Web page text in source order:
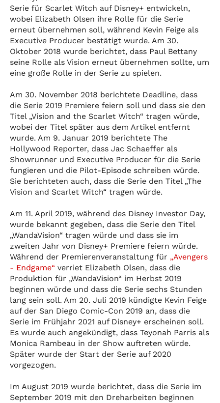
Serie für Scarlet Witch auf Disney+ entwickeln,
wobei Elizabeth Olsen ihre Rolle für die Serie
erneut übernehmen soll, während Kevin Feige als
Executive Producer bestätigt wurde. Am 30.
Oktober 2018 wurde berichtet, dass Paul Bettany
seine Rolle als Vision erneut übernehmen sollte, um
eine große Rolle in der Serie zu spielen.
Am 30. November 2018 berichtete Deadline, dass
die Serie 2019 Premiere feiern soll und dass sie den
Titel „Vision and the Scarlet Witch“ tragen würde,
wobei der Titel später aus dem Artikel entfernt
wurde. Am 9. Januar 2019 berichtete The
Hollywood Reporter, dass Jac Schaeffer als
Showrunner und Executive Producer für die Serie
fungieren und die Pilot-Episode schreiben würde.
Sie berichteten auch, dass die Serie den Titel „The
Vision and Scarlet Witch“ tragen würde.
Am 11. April 2019, während des Disney Investor Day,
wurde bekannt gegeben, dass die Serie den Titel
„WandaVision“ tragen würde und dass sie im
zweiten Jahr von Disney+ Premiere feiern würde.
Während der Premierenveranstaltung für „Avengers
- Endgame“ verriet Elizabeth Olsen, dass die
Produktion für „WandaVision“ im Herbst 2019
beginnen würde und dass die Serie sechs Stunden
lang sein soll. Am 20. Juli 2019 kündigte Kevin Feige
auf der San Diego Comic-Con 2019 an, dass die
Serie im Frühjahr 2021 auf Disney+ erscheinen soll.
Es wurde auch angekündigt, dass Teyonah Parris als
Monica Rambeau in der Show auftreten würde.
Später wurde der Start der Serie auf 2020
vorgezogen.
Im August 2019 wurde berichtet, dass die Serie im
September 2019 mit den Dreharbeiten beginnen